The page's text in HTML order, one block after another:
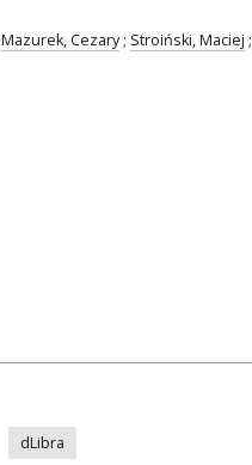
Mazurek, Cezary ; Stroiński, Maciej ;
dLibra